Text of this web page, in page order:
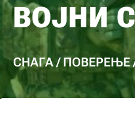
ВОЈНИ
СНАГА /